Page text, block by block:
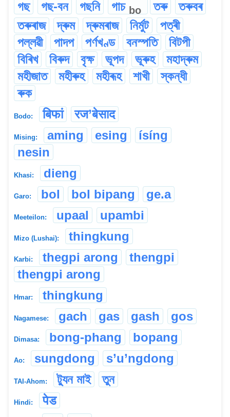
গছ
গছ-বন গছনি গাচ bo তৰু
তৰুবৰ
তৰুৰাজ
দ্ৰুম দ্ৰুমৰাজ নিৰ্মুট
পত্ৰী
পল্লৱী
পাদপ পৰ্ণখণ্ড বনস্পতি
বিটপী
বিৰিখ
বিৰুদ বৃক্ষ ভূপদ ভূৰুহ
মহাদ্ৰুম
মহীজাত
মহীৰুহ মহীৰূহ শাখী
স্কন্ধী
ৰুক
Bodo: बिफां रज’बेसाद
Mising: aming esing
ísíng
nesin
Khasi: dieng
Garo: bol bol bipang ge.a
Meeteilon: upaal upambi
Mizo (Lushai): thingkung
Karbi: thegpi arong
thengpi
thengpi arong
Hmar: thingkung
Nagamese: gach gas gash gos
Dimasa: bong-phang bopang
Ao: sungdong s’u’ngdong
TAI-Ahom: ট্যুন মাই তুন
Hindi: पेड